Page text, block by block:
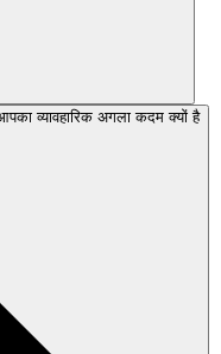
व्यावहारिक अगला कदम क्यों है